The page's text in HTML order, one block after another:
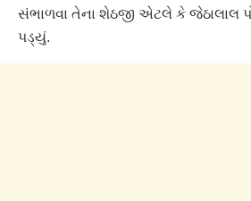
સંભાળવા તેના શેઠજી એટલે કે
પડ્યું.